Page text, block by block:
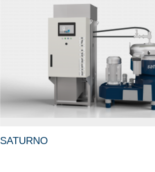
SATURNO